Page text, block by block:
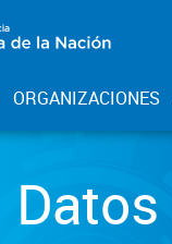
ORGANIZACIONES
Datos